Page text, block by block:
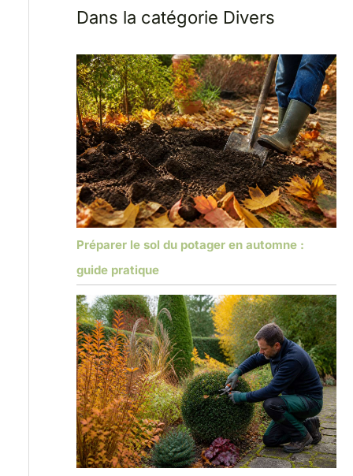
Dans la catégorie Divers
Préparer le sol du potager en automne :
guide pratique